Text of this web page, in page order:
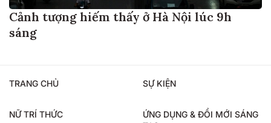
Cảnh tượng hiếm thấy ở Hà Nội lúc 9h
sáng
TRANG CHỦ SỰ KIỆN
NỮ TRÍ THỨC
ỨNG DỤNG & ĐỔI MỚI SÁNG